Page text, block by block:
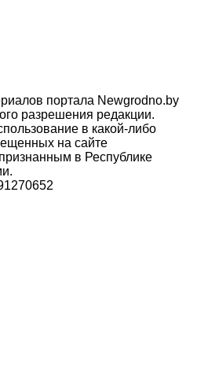
портала Newgrodno.by
разрешения редакции.
в какой-либо
на сайте
в Республике